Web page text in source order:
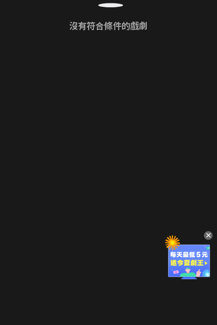
沒有符合條件的戲劇